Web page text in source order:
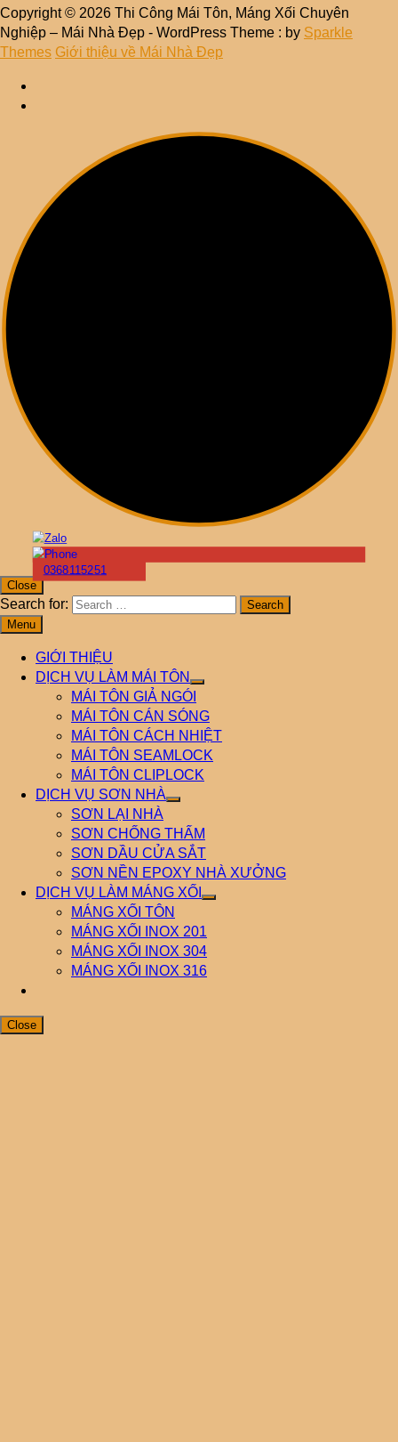
Copyright © 2026 Thi Công Mái Tôn, Máng Xối Chuyên
Nghiệp – Mái Nhà Đẹp - WordPress Theme : by Sparkle
Themes Giới thiệu về Mái Nhà Đẹp
0368115251
Close
Search for:
Menu
GIỚI THIỆU
DỊCH VỤ LÀM MÁI TÔN
MÁI TÔN GIẢ NGÓI
MÁI TÔN CÁN SÓNG
MÁI TÔN CÁCH NHIỆT
MÁI TÔN SEAMLOCK
MÁI TÔN CLIPLOCK
DỊCH VỤ SƠN NHÀ
SƠN LẠI NHÀ
SƠN CHỐNG THẤM
SƠN DẦU CỬA SẮT
SƠN NỀN EPOXY NHÀ XƯỞNG
DỊCH VỤ LÀM MÁNG XỐI
MÁNG XỐI TÔN
MÁNG XỐI INOX 201
MÁNG XỐI INOX 304
MÁNG XỐI INOX 316
Close